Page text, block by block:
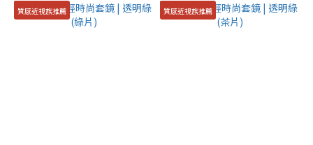
質感近視族推薦 質感近視族推薦